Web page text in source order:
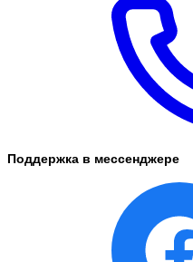
Поддержка в мессенджере